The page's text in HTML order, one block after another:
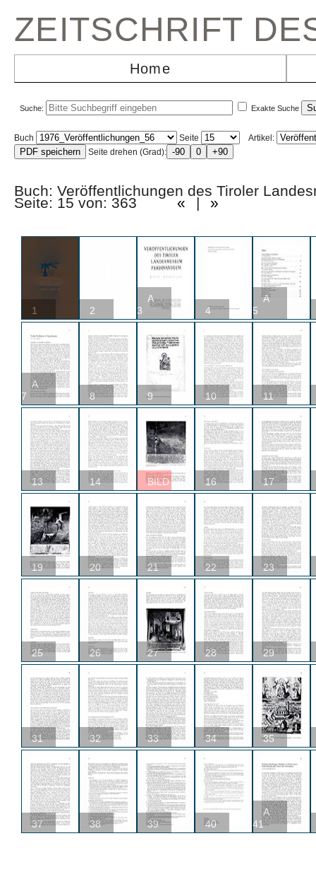
ZEITSCHRIFT
Home
Suche: Exakte Suche
Buch Seite
Artikel:
Seite drehen (Grad):
Buch: Veröffentlichungen des Tiroler
Seite: 15 von: 363 « | »
1 2
A
3
4
A
5
A
7
8 9 10 11
13 14 BILD 16 17
19 20 21 22 23
25 26 27 28 29
31 32 33 34 35
37 38 39 40
A
41